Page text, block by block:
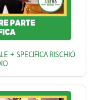
+ SPECIFICA RISCHIO